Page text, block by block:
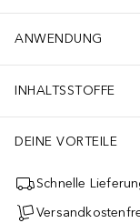
ANWENDUNG
INHALTSSTOFFE
DEINE VORTEILE
Schnelle